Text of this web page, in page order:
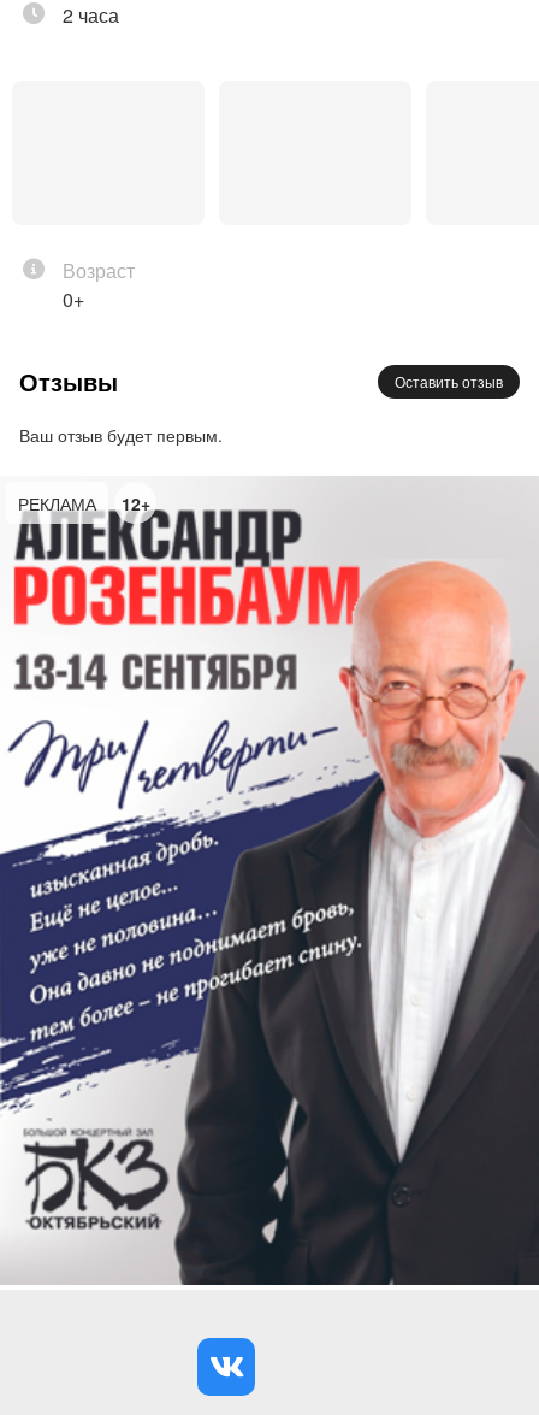
Мастерство танцоров и музыкантов погружает
страсть.
такие как «Libertango», «Oblivion» и «Adios
Nonino» и многие другие, исполняемые
студии Ла Бока / La Boca. Танцевальные номера
раскрывают красоту танца, где партнеры
взаимодействуют друг с другом с точностью и
чувственностью, создавая незабываемое
зрелище.
Концерт не оставит равнодушными любителей
искусства и ценителей изысканной культуры,
предлагая атмосферу романтического вечера,
наполненного эмоциями и искусством. Этот вечер
позволит вам ощутить магию Аргентины прямо
здесь и сейчас!
Продолжительность концерта: ~2 часа с
антарктом
Х фестиваль Летний Парк Музыки / Summer
Music Park пройдет с 10 по 26 июля в
Ботаническом саду Петра Великого.
Один из
самых романтичных фестивалей летнего
Петербурга под открытым небом, ставший
брендом культурной столицы и обязательной
точкой притяжения для жителей и гостей города
на туристическом маршруте. В честь юбилея
создатели проекта подготовили масштабную
программу на три июльских уикенда: в разные дни
выступят звезды эстрады и театра, прозвучат рок-
хиты, классика, джаз и музыка мирового кино, – и
все это в самом сердце Санкт-Петербурга.
Игорь Корнелюк, Юрий Башмет, Валерий
Кухарешин, Илья Папоян, Ганенко Бэнд,
Оркестр Синголо и Антон Гаккель,
2 часа
Возраст
0+
Отзывы Оставить отзыв
Ваш отзыв будет первым.
РЕКЛАМА 12+